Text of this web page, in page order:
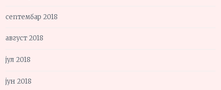
септембар 2018
август 2018
јул 2018
јун 2018